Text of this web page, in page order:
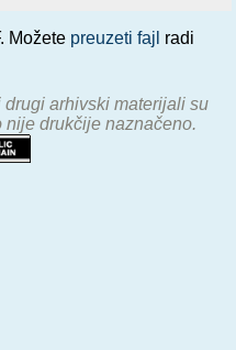
Možete preuzeti fajl radi
arhivski materijali su
drukčije naznačeno.